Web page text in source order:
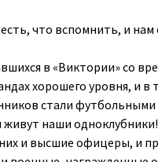
что вспомнить, и нам
в «Виктории» со
хорошего уровня, и в
стали
наши
и высшие офицеры, и